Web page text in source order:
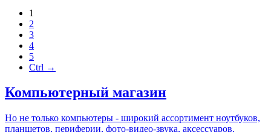
1
2
3
4
5
Ctrl →
Компьютерный магазин
Но не только компьютеры - широкий ассортимент ноутбуков,
планшетов, периферии, фото-видео-звука, аксессуаров.